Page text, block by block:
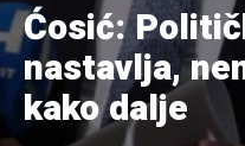
Ćosić:
nastavlja,
kako dalje